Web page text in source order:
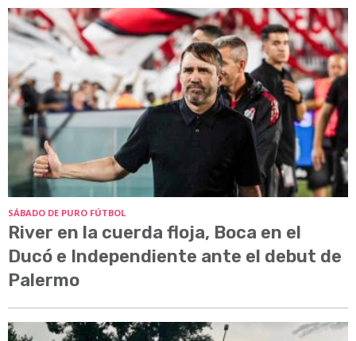
SÁBADO DE PURO FÚTBOL
River en la cuerda floja, Boca en el
Ducó e Independiente ante el debut de
Palermo